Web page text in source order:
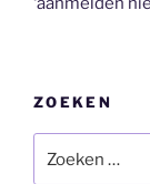
ZOEKEN
naar: